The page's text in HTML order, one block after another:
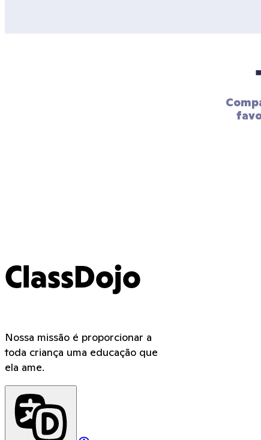
ClassDojo
Nossa missão é proporcionar a
toda criança uma educação que
ela ame.